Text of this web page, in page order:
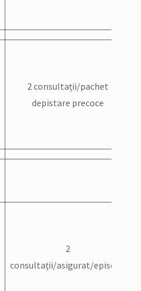
2 consultații/pachet
depistare precoce
2
consultaţii/asigurat/episod